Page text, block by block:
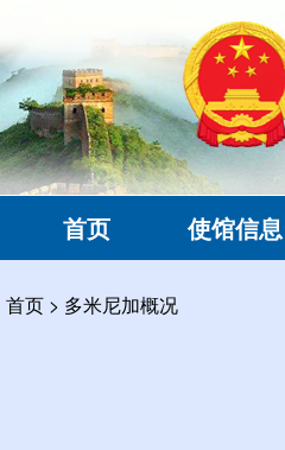
首页 使馆信息
首页 > 多米尼加概况